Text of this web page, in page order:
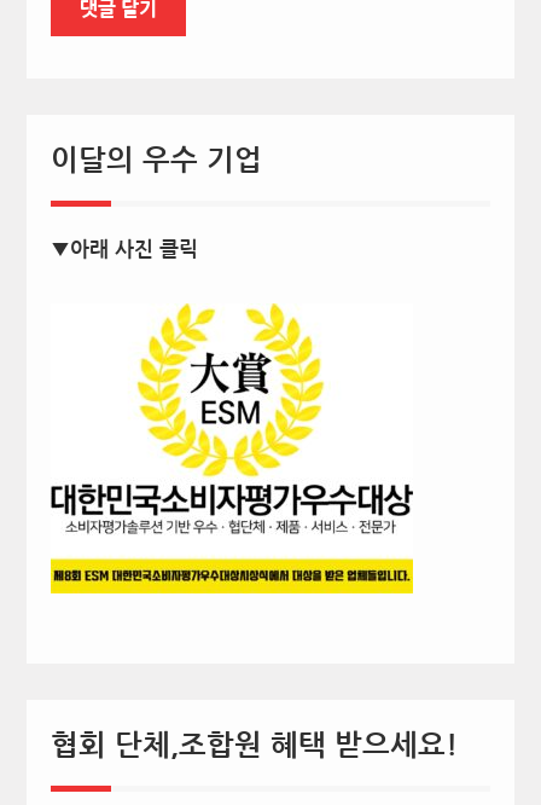
이달의 우수 기업
▼아래 사진 클릭
협회 단체,조합원 혜택 받으세요!